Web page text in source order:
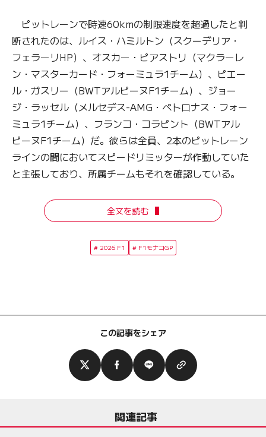
ピットレーンで時速60kmの制限速度を超過したと判
断されたのは、ルイス・ハミルトン（スクーデリア・
フェラーリHP）、オスカー・ピアストリ（マクラーレ
ン・マスターカード・フォーミュラ1チーム）、ピエー
ル・ガスリー（BWTアルピーヌF1チーム）、ジョー
ジ・ラッセル（メルセデス-AMG・ペトロナス・フォー
ミュラ1チーム）、フランコ・コラピント（BWTアル
ピーヌF1チーム）だ。彼らは全員、2本のピットレーン
ラインの間においてスピードリミッターが作動していた
と主張しており、所属チームもそれを確認している。
全文を読む
2026 F1 F1モナコGP
この記事をシェア
関連記事